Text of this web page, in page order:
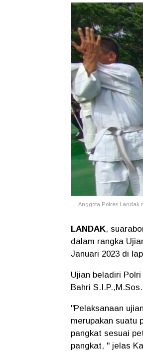
Anggota Polres Landak
LANDAK,
dalam rangka
Januari 2023 di
Ujian beladiri
Bahri S.I.P.,M.Sos.
"Pelaksanaan
merupakan suatu
pangkat sesuai
pangkat, " jelas